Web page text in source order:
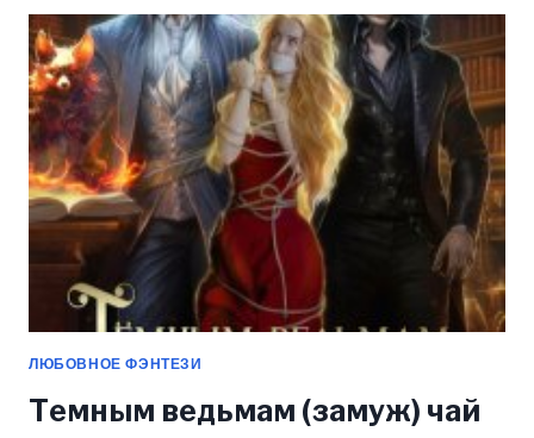
2
(ЛЮДМИЛА
ЗАКАЛЮЖНАЯ)
ЛЮБОВНОЕ ФЭНТЕЗИ
Темным ведьмам (замуж) чай